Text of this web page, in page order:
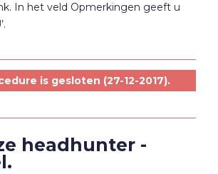
In het veld Opmerkingen geeft u
is gesloten (27-12-2017).
headhunter -